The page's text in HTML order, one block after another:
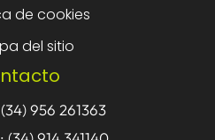
de cookies
del sitio
956 261363